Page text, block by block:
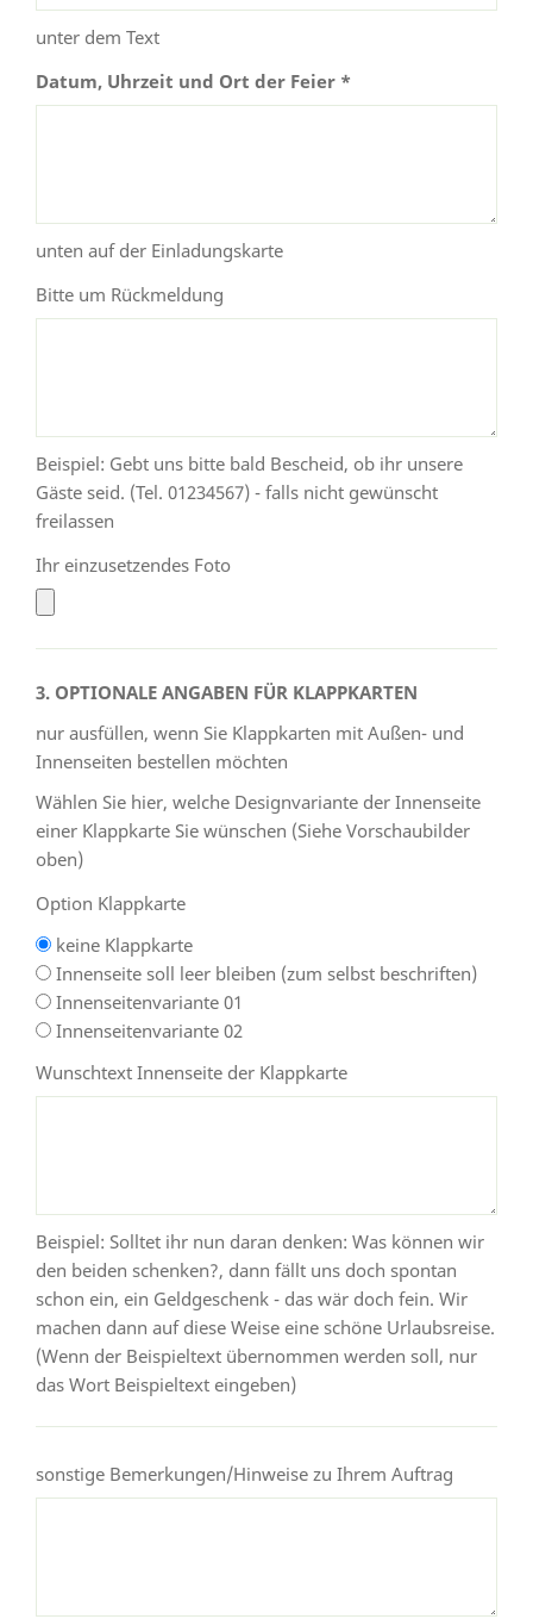
unter dem Text
Datum, Uhrzeit und Ort der Feier *
unten auf der Einladungskarte
Bitte um Rückmeldung
Beispiel: Gebt uns bitte bald Bescheid, ob ihr unsere
Gäste seid. (Tel. 01234567) - falls nicht gewünscht
freilassen
Ihr einzusetzendes Foto
3. OPTIONALE ANGABEN FÜR KLAPPKARTEN
nur ausfüllen, wenn Sie Klappkarten mit Außen- und
Innenseiten bestellen möchten
Wählen Sie hier, welche Designvariante der Innenseite
einer Klappkarte Sie wünschen (Siehe Vorschaubilder
oben)
Option Klappkarte
keine Klappkarte
Innenseite soll leer bleiben (zum selbst beschriften)
Innenseitenvariante 01
Innenseitenvariante 02
Wunschtext Innenseite der Klappkarte
Beispiel: Solltet ihr nun daran denken: Was können wir
den beiden schenken?, dann fällt uns doch spontan
schon ein, ein Geldgeschenk - das wär doch fein. Wir
machen dann auf diese Weise eine schöne Urlaubsreise.
(Wenn der Beispieltext übernommen werden soll, nur
das Wort Beispieltext eingeben)
sonstige Bemerkungen/Hinweise zu Ihrem Auftrag